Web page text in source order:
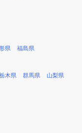
県 福島県
木県 群馬県 山梨県